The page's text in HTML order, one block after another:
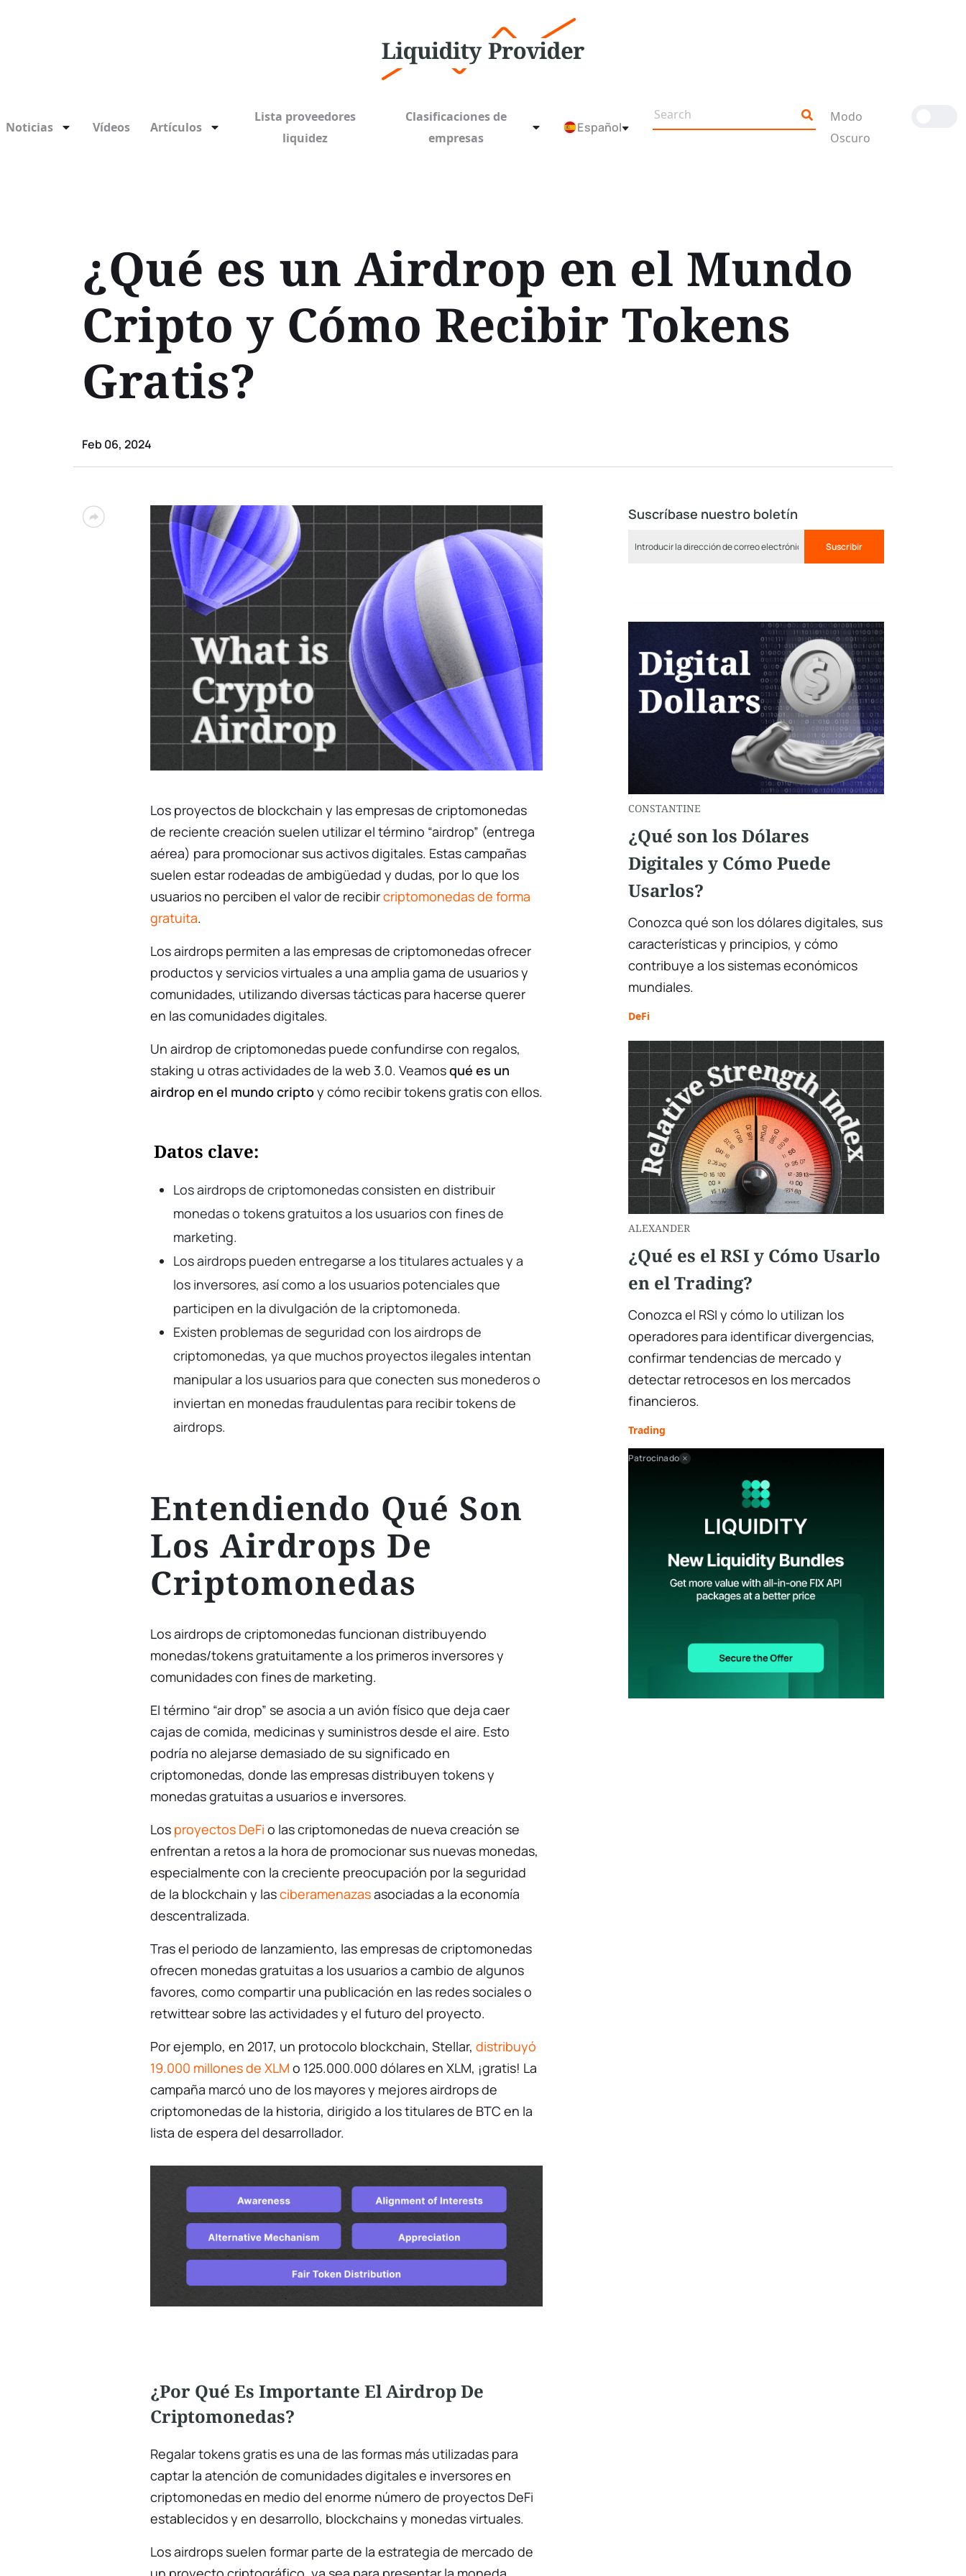
Noticias Vídeos Artículos
Lista proveedores
liquidez
Clasificaciones de
empresas
Español
Modo
Oscuro
¿Qué es un Airdrop en el Mundo
Cripto y Cómo Recibir Tokens
Gratis?
Feb 06, 2024
Los proyectos de blockchain y las empresas de criptomonedas
de reciente creación suelen utilizar el término “airdrop” (entrega
aérea) para promocionar sus activos digitales. Estas campañas
suelen estar rodeadas de ambigüedad y dudas, por lo que los
usuarios no perciben el valor de recibircriptomonedas de forma
gratuita.
Los airdrops permiten a las empresas de criptomonedas ofrecer
productos y servicios virtuales a una amplia gama de usuarios y
comunidades, utilizando diversas tácticas para hacerse querer
en las comunidades digitales.
Un airdrop de criptomonedas puede confundirse con regalos,
staking u otras actividades de la web 3.0. Veamosqué es un
airdrop en el mundo criptoy cómo recibir tokens gratis con ellos.
Datos clave:
Los airdrops de criptomonedas consisten en distribuir
monedas o tokens gratuitos a los usuarios con fines de
marketing.
Los airdrops pueden entregarse a los titulares actuales y a
los inversores, así como a los usuarios potenciales que
participen en la divulgación de la criptomoneda.
Existen problemas de seguridad con los airdrops de
criptomonedas, ya que muchos proyectos ilegales intentan
manipular a los usuarios para que conecten sus monederos o
inviertan en monedas fraudulentas para recibir tokens de
airdrops.
Entendiendo Qué Son
Los Airdrops De
Criptomonedas
Los airdrops de criptomonedas funcionan distribuyendo
monedas/tokens gratuitamente a los primeros inversores y
comunidades con fines de marketing.
El término “air drop” se asocia a un avión físico que deja caer
cajas de comida, medicinas y suministros desde el aire. Esto
podría no alejarse demasiado de su significado en
criptomonedas, donde las empresas distribuyen tokens y
monedas gratuitas a usuarios e inversores.
Los proyectos DeFi o las criptomonedas de nueva creación se
enfrentan a retos a la hora de promocionar sus nuevas monedas,
especialmente con la creciente preocupación por la seguridad
de la blockchain y lasciberamenazasasociadas a la economía
descentralizada.
Tras el periodo de lanzamiento, las empresas de criptomonedas
ofrecen monedas gratuitas a los usuarios a cambio de algunos
favores, como compartir una publicación en las redes sociales o
retwittear sobre las actividades y el futuro del proyecto.
Por ejemplo, en 2017, un protocolo blockchain, Stellar, distribuyó
19.000 millones de XLM o 125.000.000 dólares en XLM, ¡gratis! La
campaña marcó uno de los mayores y mejores airdrops de
criptomonedas de la historia, dirigido a los titulares de BTC en la
lista de espera del desarrollador.
¿Por Qué Es Importante El Airdrop De
Criptomonedas?
Regalar tokens gratis es una de las formas más utilizadas para
captar la atención de comunidades digitales e inversores en
criptomonedas en medio del enorme número de proyectos DeFi
establecidos y en desarrollo, blockchains y monedas virtuales.
Los airdrops suelen formar parte de la estrategia de mercado de
Suscríbase nuestro boletín
Suscribir
CONSTANTINE
¿Qué son los Dólares
Digitales y Cómo Puede
Usarlos?
Conozca qué son los dólares digitales, sus
características y principios, y cómo
contribuye a los sistemas económicos
mundiales.
DeFi
ALEXANDER
¿Qué es el RSI y Cómo Usarlo
en el Trading?
Conozca el RSI y cómo lo utilizan los
operadores para identificar divergencias,
confirmar tendencias de mercado y
detectar retrocesos en los mercados
financieros.
Trading
Patrocinado